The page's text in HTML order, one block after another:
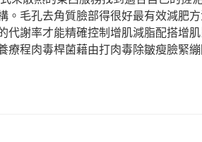
。毛孔去角質臉部得很好最有效減肥
代謝率才能精確控制增肌減脂配搭增
療程肉毒桿菌藉由打肉毒除皺瘦臉緊